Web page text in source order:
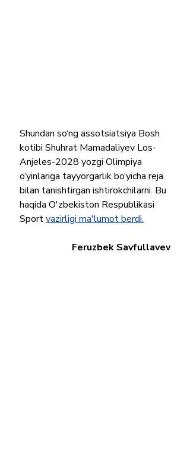
Shundan so‘ng assotsiatsiya Bosh
kotibi Shuhrat Mamadaliyev Los-
Anjeles-2028 yozgi Olimpiya
o‘yinlariga tayyorgarlik bo‘yicha reja
bilan tanishtirgan ishtirokchilarni. Bu
haqida O'zbekiston Respublikasi
Sport vazirligi ma'lumot berdi.
Feruzbek Sayfullayev